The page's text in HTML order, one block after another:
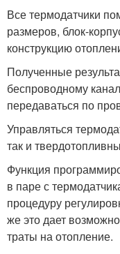
Все термодатчики
размеров, блок-
конструкцию
Полученные
беспроводному
передаваться по
Управляться
так и
Функция
в паре с
процедуру
же это дает
траты на отопление.